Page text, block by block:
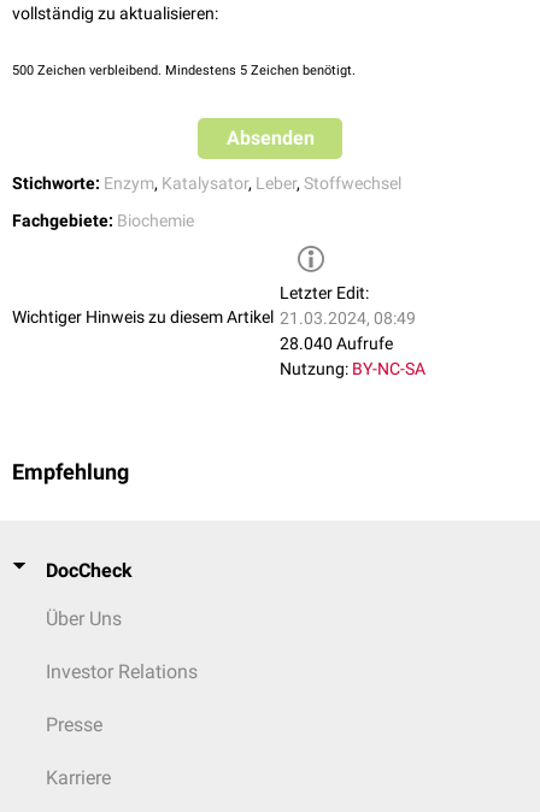
vollständig zu aktualisieren:
500 Zeichen verbleibend. Mindestens 5 Zeichen benötigt.
Absenden
Stichworte: Enzym, Katalysator, Leber, Stoffwechsel
Fachgebiete: Biochemie
Wichtiger Hinweis zu diesem Artikel
Letzter Edit:
21.03.2024, 08:49
28.040 Aufrufe
Nutzung: BY-NC-SA
Empfehlung
DocCheck
Über Uns
Investor Relations
Presse
Karriere